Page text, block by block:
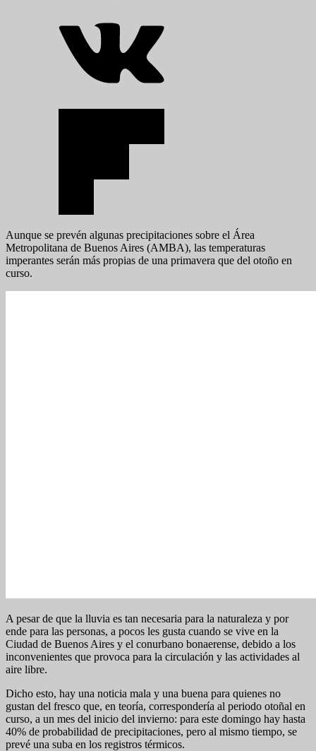
Aunque se prevén algunas precipitaciones sobre el Área
Metropolitana de Buenos Aires (AMBA), las temperaturas
imperantes serán más propias de una primavera que del otoño en
curso.
A pesar de que la lluvia es tan necesaria para la naturaleza y por
ende para las personas, a pocos les gusta cuando se vive en la
Ciudad de Buenos Aires y el conurbano bonaerense, debido a los
inconvenientes que provoca para la circulación y las actividades al
aire libre.
Dicho esto, hay una noticia mala y una buena para quienes no
gustan del fresco que, en teoría, correspondería al periodo otoñal en
curso, a un mes del inicio del invierno: para este domingo hay hasta
40% de probabilidad de precipitaciones, pero al mismo tiempo, se
prevé una suba en los registros térmicos.